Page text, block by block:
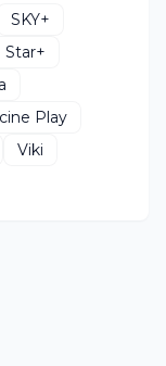
SKY+
Star+
Play
Viki